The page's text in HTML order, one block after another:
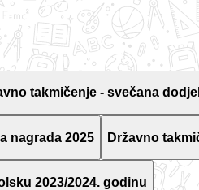
takmičenje - svečana
nagrada 2025 Državno
2023/2024. godinu